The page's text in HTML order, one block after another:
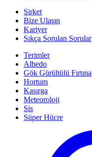
Şirket
Bize Ulaşın
Kariyer
Sıkça Sorulan Sorular
Terimler
Albedo
Gök Gürültülü Fırtına
Hortum
Kasırga
Meteoroloji
Sis
Süper Hücre